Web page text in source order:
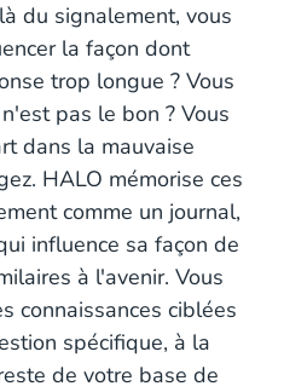
du signalement, vous
la façon dont
trop longue ? Vous
pas le bon ? Vous
dans la mauvaise
HALO mémorise ces
comme un journal,
influence sa façon de
à l'avenir. Vous
connaissances ciblées
spécifique, à la
de votre base de